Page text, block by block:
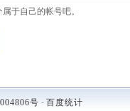
于自己的帐号吧。
号 - 百度统计